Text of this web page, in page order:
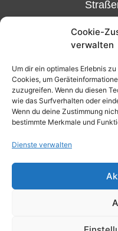
Cookie-
verwalten
Um dir ein optimales Erlebnis
Cookies, um
zuzugreifen. Wenn du diesen
wie das Surfverhalten oder
Wenn du deine Zustimmung
bestimmte Merkmale und
Dienste verwalten
und
Beltz-
Platz
oder